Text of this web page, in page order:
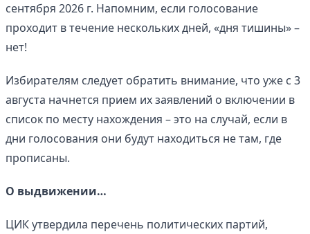
сентября 2026 г. Напомним, если голосование
проходит в течение нескольких дней, «дня тишины» –
нет!
Избирателям следует обратить внимание, что уже с 3
августа начнется прием их заявлений о включении в
список по месту нахождения – это на случай, если в
дни голосования они будут находиться не там, где
прописаны.
О выдвижении…
ЦИК утвердила перечень политических партий,